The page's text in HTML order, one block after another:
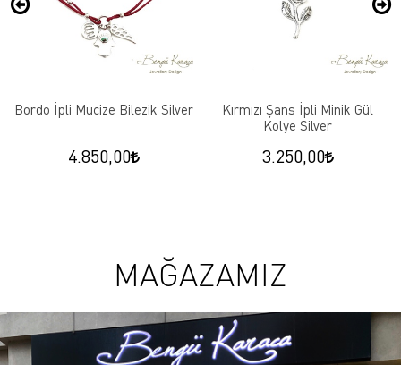
Bordo İpli Mucize Bilezik Silver
4.850,00
Kırmızı Şans İpli Minik Gül
Kolye Silver
3.250,00
MAĞAZAMIZ